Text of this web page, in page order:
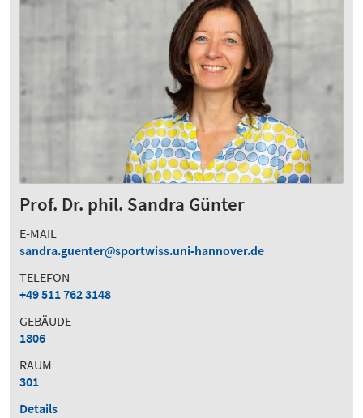
Prof. Dr. phil. Sandra Günter
E-MAIL
sandra.guenter
sportwiss.uni-hannover.de
TELEFON
+49 511 762 3148
GEBÄUDE
1806
RAUM
301
Details